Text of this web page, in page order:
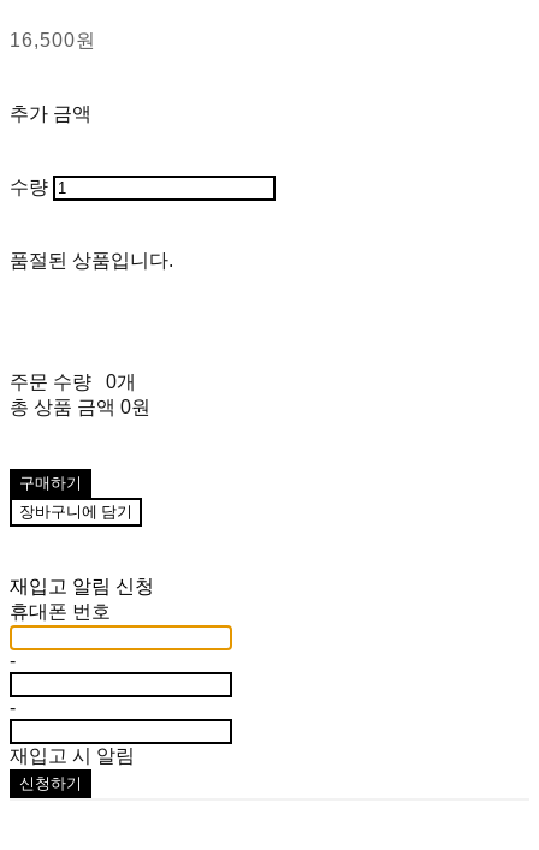
16,500원
추가 금액
수량
품절된 상품입니다.
주문 수량
0개
총 상품 금액 0원
구매하기
장바구니에 담기
재입고 알림 신청
휴대폰 번호
-
-
재입고 시 알림
신청하기